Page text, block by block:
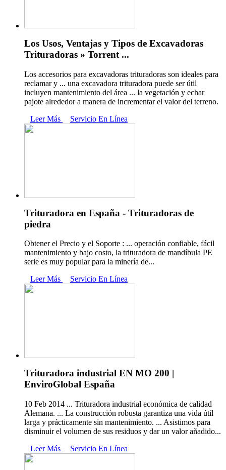
Los Usos, Ventajas y Tipos de Excavadoras
Trituradoras » Torrent ...
Los accesorios para excavadoras trituradoras son ideales para
reclamar y ... una excavadora trituradora puede ser útil
incluyen mantenimiento del área ... la vegetación y echar
pajote alrededor a manera de incrementar el valor del terreno.
Leer Más
Servicio En Línea
Trituradora en España - Trituradoras de
piedra
Obtener el Precio y el Soporte : ... operación confiable, fácil
mantenimiento y bajo costo, la trituradora de mandíbula PE
serie es muy popular para la minería de...
Leer Más
Servicio En Línea
Trituradora industrial EN MO 200 |
EnviroGlobal España
10 Feb 2014 ... Trituradora industrial económica de calidad
Alemana. ... La construcción robusta garantiza una vida útil
larga y prácticamente sin mantenimiento. ... Asistimos para
disminuir el volumen de sus residuos y dar un valor añadido...
Leer Más
Servicio En Línea